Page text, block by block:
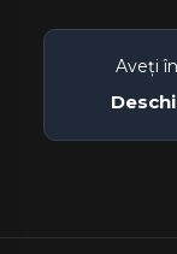
Aveți